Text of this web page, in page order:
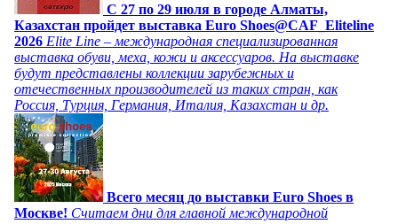
C 27 по 29 июля в городе Алматы,
Казахстан пройдет выставка Euro Shoes@CAF_Eliteline
2026 Elite Line – международная специализированная
выставка обуви, меха, кожи и аксессуаров. На выставке
будут представлены коллекции зарубежных и
отечественных производителей из таких стран, как
Россия, Турция, Германия, Италия, Казахстан и др.
Всего месяц до выставки Euro Shoes в
Москве! Считаем дни для главной международной